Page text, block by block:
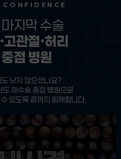
CONFIDENCE
지막 수술
관절·허리
점 병원
낫지 않으셨나요?
재수술 중점 병원으로
있도록 끝까지 함께합니다.